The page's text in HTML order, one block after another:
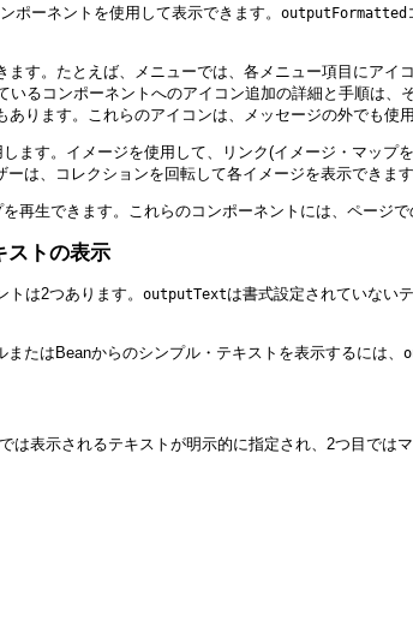
ポーネントを使用して表示できます。 outputFormatted
す。たとえば、メニューでは、各メニュー項目にア
るコンポーネントへのアイコン追加の詳細と手順は
ります。これらのアイコンは、メッセージの外でも使用
ます。イメージを使用して、リンク(イメージ・マッ
は、コレクションを回転して各イメージを表示できます
再生できます。これらのコンポーネントには、ページ
ストの表示
は2つあります。 outputTextは書式設定されていない
たはBeanからのシンプル・テキストを表示するには、
は表示されるテキストが明示的に指定され、2つ目では